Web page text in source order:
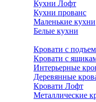
Кухни Лофт
Кухни прованс
Маленькие кухни
Белые кухни
Кровати с
Кровати с
Интерьерные
Деревянные
Кровати Лофт
Металлические